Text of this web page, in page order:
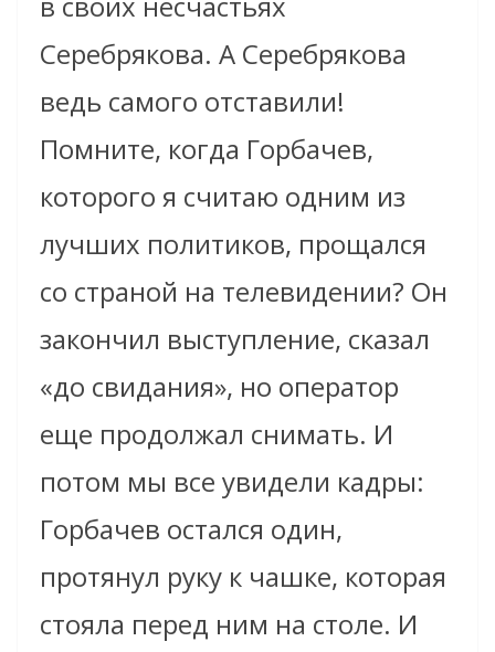
Серебрякова. А Серебрякова
ведь самого отставили!
Помните, когда Горбачев,
которого я считаю одним из
лучших политиков, прощался
со страной на телевидении? Он
закончил выступление, сказал
«до свидания», но оператор
еще продолжал снимать. И
потом мы все увидели кадры:
Горбачев остался один,
протянул руку к чашке, которая
стояла перед ним на столе. И